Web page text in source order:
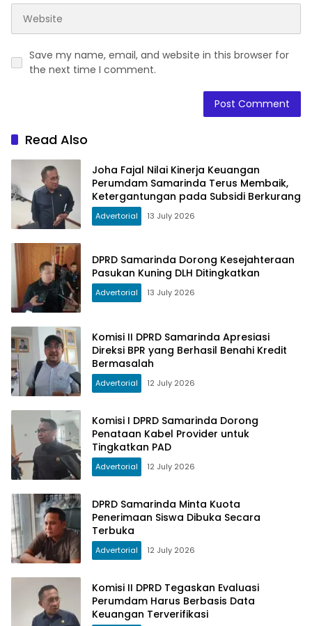
Save my name, email, and website in this browser for
the next time I comment.
Read Also
Joha Fajal Nilai Kinerja Keuangan
Perumdam Samarinda Terus Membaik,
Ketergantungan pada Subsidi Berkurang
Advertorial 13 July 2026
DPRD Samarinda Dorong Kesejahteraan
Pasukan Kuning DLH Ditingkatkan
Advertorial 13 July 2026
Komisi II DPRD Samarinda Apresiasi
Direksi BPR yang Berhasil Benahi Kredit
Bermasalah
Advertorial 12 July 2026
Komisi I DPRD Samarinda Dorong
Penataan Kabel Provider untuk
Tingkatkan PAD
Advertorial 12 July 2026
DPRD Samarinda Minta Kuota
Penerimaan Siswa Dibuka Secara
Terbuka
Advertorial 12 July 2026
Komisi II DPRD Tegaskan Evaluasi
Perumdam Harus Berbasis Data
Keuangan Terverifikasi